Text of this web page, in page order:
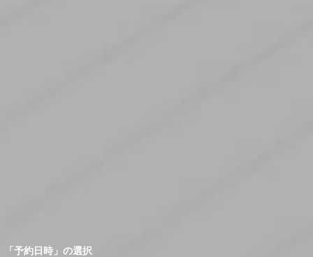
「予約日時」の選択